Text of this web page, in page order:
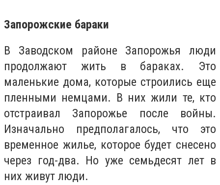
Запорожские бараки
В Заводском районе Запорожья люди
продолжают жить в бараках. Это
маленькие дома, которые строились еще
пленными немцами. В них жили те, кто
отстраивал Запорожье после войны.
Изначально предполагалось, что это
временное жилье, которое будет снесено
через год-два. Но уже семьдесят лет в
них живут люди.